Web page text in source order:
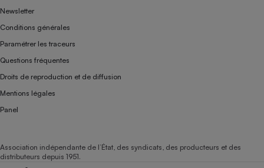
Newsletter
Conditions générales
Paramétrer les traceurs
Questions fréquentes
Droits de reproduction et de diffusion
Mentions légales
Panel
Association indépendante de l’État, des syndicats, des producteurs et des
distributeurs depuis 1951.